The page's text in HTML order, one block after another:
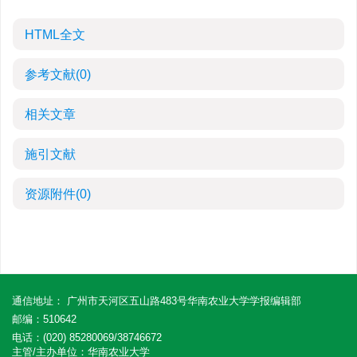
HTML全文
参考文献(0)
相关文章
施引文献
资源附件(0)
通信地址： 广州市天河区五山路483号华南农业大学学报编辑部
邮编：510642
电话：(020) 85280069/38746672
主管/主办单位：华南农业大学